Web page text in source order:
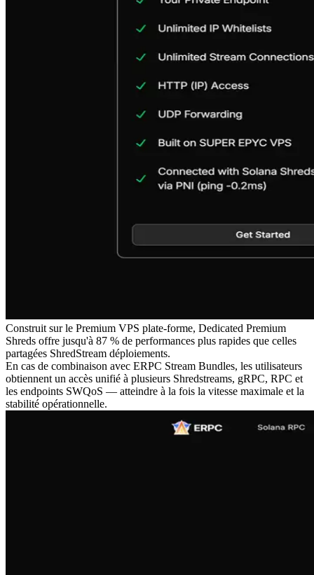
Construit sur le Premium VPS plate-forme, Dedicated Premium
Shreds offre jusqu'à 87 % de performances plus rapides que celles
partagées ShredStream déploiements.
En cas de combinaison avec ERPC Stream Bundles, les utilisateurs
obtiennent un accès unifié à plusieurs Shredstreams, gRPC, RPC et
les endpoints SWQoS — atteindre à la fois la vitesse maximale et la
stabilité opérationnelle.